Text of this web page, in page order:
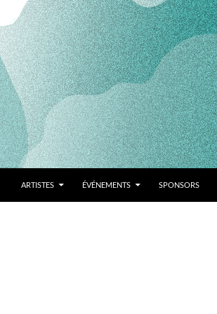
ARTISTES ÉVÉNEMENTS SPONSORS